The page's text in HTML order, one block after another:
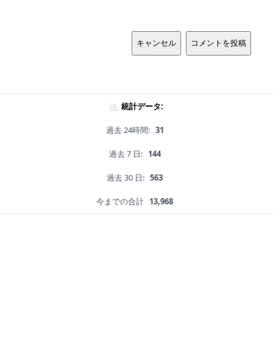
キャンセル コメントを投稿
統計データ:
過去 24時間: 31
過去 7 日: 144
過去 30 日: 563
今までの合計 13,968